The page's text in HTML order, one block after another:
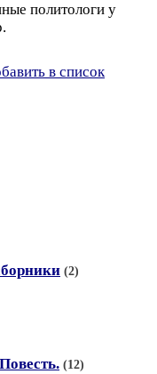
политологи у
в список
(2)
(12)